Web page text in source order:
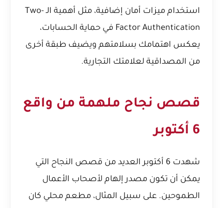
استخدام ميزات أمان إضافية، مثل
أهمية الـ Two-
Factor Authentication في حماية الحسابات
،
يعكس اهتمامك بسلامتهم ويضيف طبقة أخرى
من المصداقية لعلامتك التجارية.
قصص نجاح ملهمة من واقع
6 أكتوبر
شهدت 6 أكتوبر العديد من قصص النجاح التي
يمكن أن تكون مصدر إلهام لأصحاب الأعمال
الطموحين. على سبيل المثال، مطعم محلي كان